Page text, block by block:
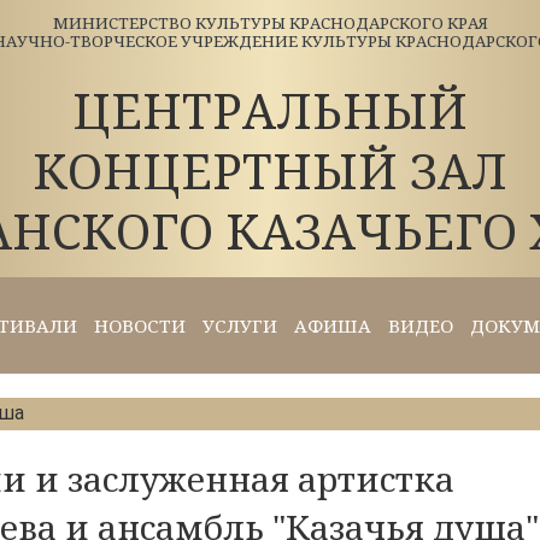
МИНИСТЕРСТВО КУЛЬТУРЫ КРАСНОДАРСКОГО КРАЯ
ТВОРЧЕСКОЕ УЧРЕЖДЕНИЕ КУЛЬТУРЫ
ЦЕНТРАЛЬНЫЙ
КОНЦЕРТНЫЙ ЗАЛ
КАЗАЧЬЕГО
НОВОСТИ УСЛУГИ АФИША ВИДЕО
и заслуженная артистка
и ансамбль "Казачья душа"